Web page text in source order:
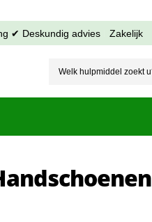
✔ Deskundig advies Zakelijk